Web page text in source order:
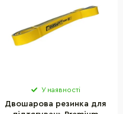
У наявності
Двошарова резинка для